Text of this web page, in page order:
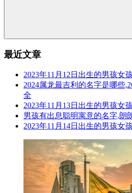
最近文章
2023年11月12日出生的男孩女
2024属龙最吉利的名字是哪些
全
2023年11月13日出生的男孩女
男孩有出息聪明寓意的名字,朗
2023年11月14日出生的男孩女